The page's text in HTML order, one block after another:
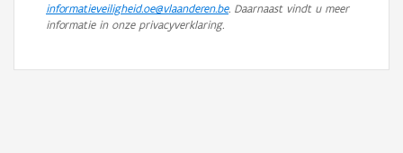
informatieveiligheid.oe@vlaanderen.be. Daarnaast vindt u meer
informatie in onze privacyverklaring.